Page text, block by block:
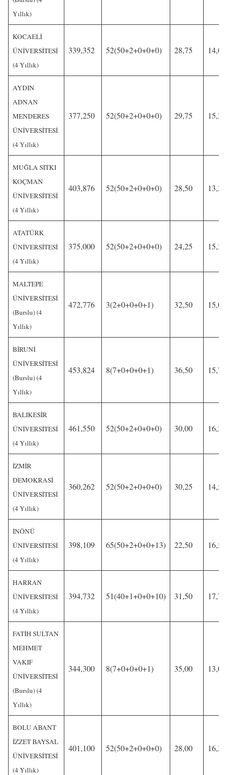
Yıllık)
KOCAELİ
ÜNİVERSİTESİ
(4 Yıllık)
339,352 52(50+2+0+0+0) 28,75 14,00
AYDIN
ADNAN
MENDERES
ÜNİVERSİTESİ
(4 Yıllık)
377,250 52(50+2+0+0+0) 29,75 15,25
MUĞLA SITKI
KOÇMAN
ÜNİVERSİTESİ
(4 Yıllık)
403,876 52(50+2+0+0+0) 28,50 13,25
ATATÜRK
ÜNİVERSİTESİ
(4 Yıllık)
375,000 52(50+2+0+0+0) 24,25 15,25
MALTEPE
ÜNİVERSİTESİ
(Burslu) (4
Yıllık)
472,776 3(2+0+0+0+1) 32,50 15,00
BİRUNİ
ÜNİVERSİTESİ
(Burslu) (4
Yıllık)
453,824 8(7+0+0+0+1) 36,50 15,75
BALIKESİR
ÜNİVERSİTESİ
(4 Yıllık)
461,550 52(50+2+0+0+0) 30,00 16,25
İZMİR
DEMOKRASİ
ÜNİVERSİTESİ
(4 Yıllık)
360,262 52(50+2+0+0+0) 30,25 14,50
İNÖNÜ
ÜNİVERSİTESİ
(4 Yıllık)
398,109 65(50+2+0+0+13) 22,50 16,50
HARRAN
ÜNİVERSİTESİ
(4 Yıllık)
394,732 51(40+1+0+0+10) 31,50 17,75
FATİH SULTAN
MEHMET
VAKIF
ÜNİVERSİTESİ
(Burslu) (4
Yıllık)
344,300 8(7+0+0+0+1) 35,00 13,00
BOLU ABANT
İZZET BAYSAL
ÜNİVERSİTESİ
(4 Yıllık)
401,100 52(50+2+0+0+0) 28,00 16,25